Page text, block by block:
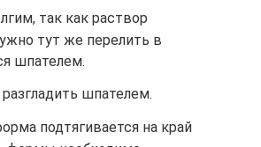
так как раствор
тут же перелить в
шпателем.
шпателем.
подтягивается на край